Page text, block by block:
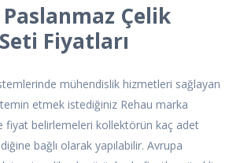
Paslanmaz Çelik
Fiyatları
mühendislik hizmetleri sağlayan
etmek istediğiniz Rehau marka
fiyat belirlemeleri kollektörün kaç adet
bağlı olarak yapılabilir. Avrupa